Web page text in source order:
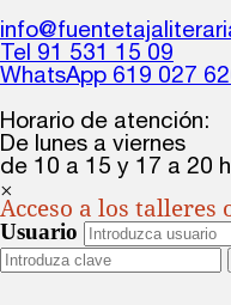
Tel 91 531 15 09
WhatsApp 619 027
Horario de atención:
De lunes a viernes
de 10 a 15 y 17 a 20
×
Acceso a los talleres
Usuario